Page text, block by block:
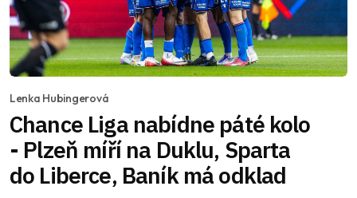
Lenka Hubingerová
Chance Liga nabídne páté kolo
- Plzeň míří na Duklu, Sparta
do Liberce, Baník má odklad